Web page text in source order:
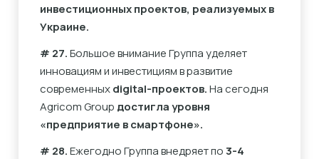
инвестиционных проектов, реализуемых в
Украине.
# 27.Большое внимание Группа уделяет
инновациям и инвестициям в развитие
современныхdigital-проектов.На сегодня
Agricom Group достигла уровня
«предприятие в смартфоне».
# 28.Ежегодно Группа внедряет по3-4